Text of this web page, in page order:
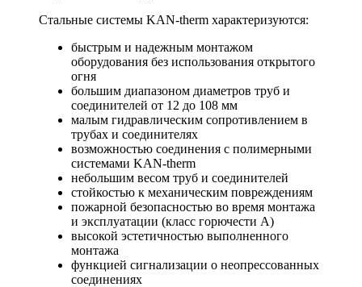
Стальные системы KAN-therm характеризуются:
быстрым и надежным монтажом
оборудования без использования открытого
огня
большим диапазоном диаметров труб и
соединителей от 12 до 108 мм
малым гидравлическим сопротивлением в
трубах и соединителях
возможностью соединения с полимерными
системами KAN-therm
небольшим весом труб и соединителей
стойкостью к механическим повреждениям
пожарной безопасностью во время монтажа
и эксплуатации (класс горючести A)
высокой эстетичностью выполненного
монтажа
функцией сигнализации о неопрессованных
соединениях